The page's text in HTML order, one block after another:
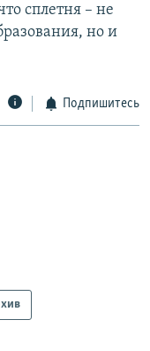
сплетня – не
но и
Подпишитесь